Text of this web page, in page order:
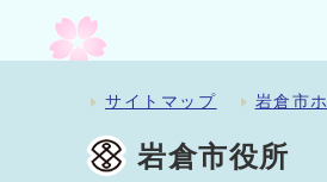
サイトマップ 岩倉市
岩倉市役所